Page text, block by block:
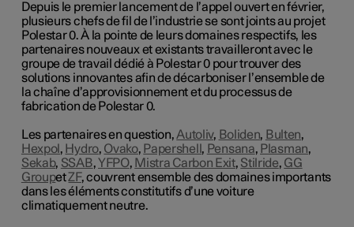
Depuis le premier lancement de l’appel ouvert en février,
plusieurs chefs de fil de l’industrie se sont joints au projet
Polestar 0. À la pointe de leurs domaines respectifs, les
partenaires nouveaux et existants travailleront avec le
groupe de travail dédié à Polestar 0 pour trouver des
solutions innovantes afin de décarboniser l’ensemble de
la chaîne d’approvisionnement et du processus de
fabrication de Polestar 0.
Les partenaires en question,Autoliv, Boliden, Bulten,
Hexpol , Hydro, Ovako, Papershell , Pensana, Plasman,
Sekab, SSAB, YFPO, Mistra Carbon Exit, Stilride, GG
GroupetZF, couvrent ensemble des domaines importants
dans les éléments constitutifs d’une voiture
climatiquement neutre.